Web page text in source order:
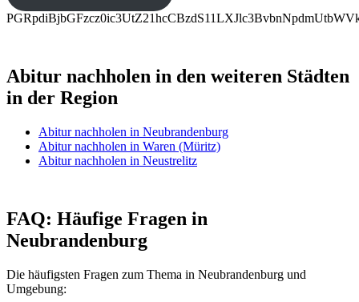
Abitur nachholen in den weiteren Städten
in der Region
Abitur nachholen in Neubrandenburg
Abitur nachholen in Waren (Müritz)
Abitur nachholen in Neustrelitz
FAQ: Häufige Fragen in
Neubrandenburg
Die häufigsten Fragen zum Thema in Neubrandenburg und
Umgebung: